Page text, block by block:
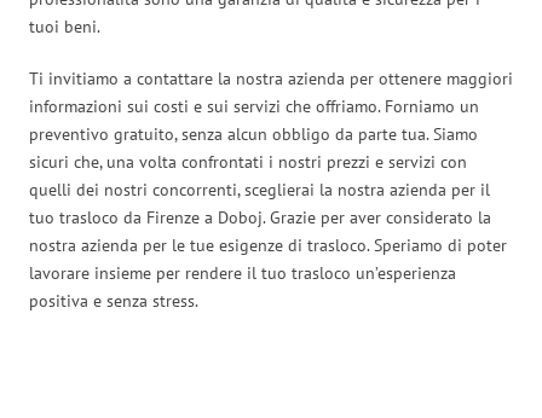
tuoi beni.
Ti invitiamo a contattare la nostra azienda per ottenere maggiori
informazioni sui costi e sui servizi che offriamo. Forniamo un
preventivo gratuito, senza alcun obbligo da parte tua. Siamo
sicuri che, una volta confrontati i nostri prezzi e servizi con
quelli dei nostri concorrenti, sceglierai la nostra azienda per il
tuo trasloco da Firenze a Doboj. Grazie per aver considerato la
nostra azienda per le tue esigenze di trasloco. Speriamo di poter
lavorare insieme per rendere il tuo trasloco un’esperienza
positiva e senza stress.